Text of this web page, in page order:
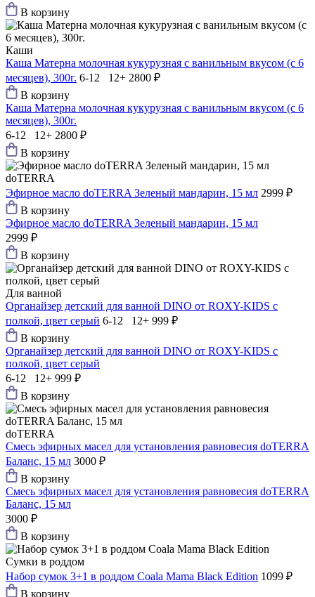
В корзину
Каши
Каша Матерна молочная кукурузная с ванильным вкусом (с 6
месяцев), 300г. 6-12 12+ 2800 ₽
В корзину
Каша Матерна молочная кукурузная с ванильным вкусом (с 6
месяцев), 300г.
6-12 12+ 2800 ₽
В корзину
doTERRA
Эфирное масло doTERRA Зеленый мандарин, 15 мл 2999 ₽
В корзину
Эфирное масло doTERRA Зеленый мандарин, 15 мл
2999 ₽
В корзину
Для ванной
Органайзер детский для ванной DINO от ROXY-KIDS c
полкой, цвет серый 6-12 12+ 999 ₽
В корзину
Органайзер детский для ванной DINO от ROXY-KIDS c
полкой, цвет серый
6-12 12+ 999 ₽
В корзину
doTERRA
Смесь эфирных масел для установления равновесия doTERRA
Баланс, 15 мл 3000 ₽
В корзину
Смесь эфирных масел для установления равновесия doTERRA
Баланс, 15 мл
3000 ₽
В корзину
Сумки в роддом
Набор сумок 3+1 в роддом Coala Mama Black Edition 1099 ₽
В корзину